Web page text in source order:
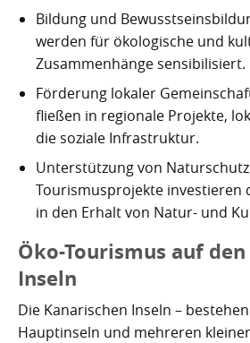
San Miguel de
Santa Cruz de
Santa Úrsula
Santiago del
Tacoronte
Tegueste
Thor Heyerdahl und die
Bildung und
werden für ökologische und
Zusammenhänge sensibilisiert.
Förderung lokaler
fließen in regionale Projekte,
die soziale Infrastruktur.
Unterstützung von
Tourismusprojekte investieren
in den Erhalt von Natur- und
Öko-Tourismus auf
Inseln
Die Kanarischen Inseln –
Hauptinseln und mehreren